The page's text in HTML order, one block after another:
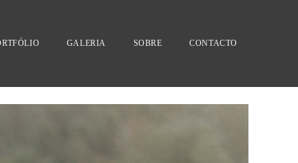
GALERIA SOBRE CONTACTO